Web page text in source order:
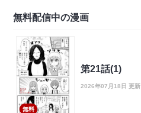
無料配信中の漫画
無料
第21話(1)
2026年07月18日 更新